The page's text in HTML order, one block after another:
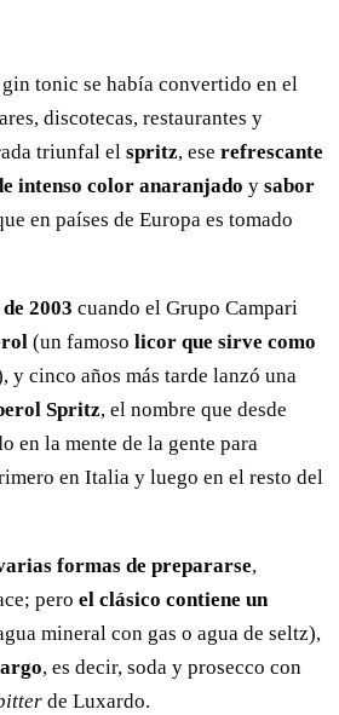
tonic se había convertido en el
discotecas, restaurantes y
triunfal el spritz, ese refrescante
intenso color anaranjado y sabor
en países de Europa es tomado
2003 cuando el Grupo Campari
(un famoso licor que sirve como
y cinco años más tarde lanzó una
Spritz, el nombre que desde
en la mente de la gente para
en Italia y luego en el resto del
formas de prepararse,
pero el clásico contiene un
mineral con gas o agua de seltz),
, es decir, soda y prosecco con
de Luxardo.